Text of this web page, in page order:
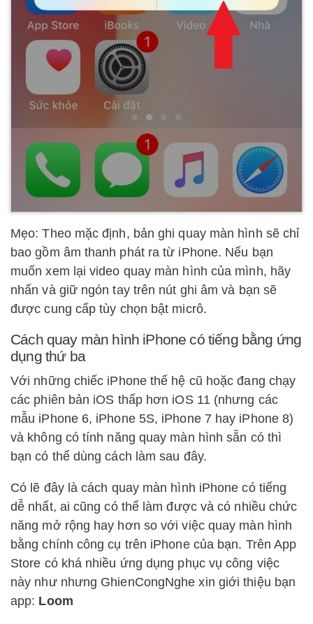
Mẹo: Theo mặc định, bản ghi quay màn hình sẽ chỉ
bao gồm âm thanh phát ra từ iPhone. Nếu bạn
muốn xem lại video quay màn hình của mình, hãy
nhấn và giữ ngón tay trên nút ghi âm và bạn sẽ
được cung cấp tùy chọn bật micrô.
Cách quay màn hình iPhone có tiếng bằng ứng
dụng thứ ba
Với những chiếc iPhone thế hệ cũ hoặc đang chạy
các phiên bản iOS thấp hơn iOS 11 (nhưng các
mẫu iPhone 6, iPhone 5S, iPhone 7 hay iPhone 8)
và không có tính năng quay màn hình sẵn có thì
bạn có thể dùng cách làm sau đây.
Có lẽ đây là cách quay màn hình iPhone có tiếng
dễ nhất, ai cũng có thể làm được và có nhiều chức
năng mở rộng hay hơn so với việc quay màn hình
bằng chính công cụ trên iPhone của bạn. Trên App
Store có khá nhiều ứng dụng phục vụ công việc
này như nhưng GhienCongNghe xin giới thiệu bạn
app: Loom